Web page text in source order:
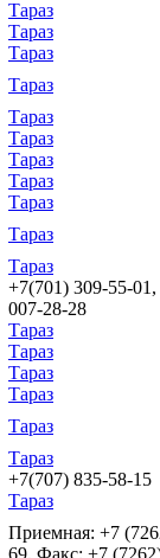
Тараз
Тараз
Тараз
Тараз
Тараз
Тараз
Тараз
Тараз
Тараз
Тараз
Тараз
+7(701) 309-55-
007-28-28
Тараз
Тараз
Тараз
Тараз
Тараз
Тараз
+7(707) 835-58-15
Тараз
Приемная: +7
69, Факс: +7